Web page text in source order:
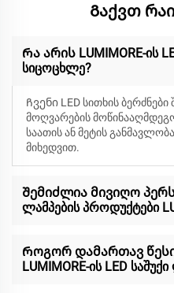
Გაქვთ
Რა არის LUMIMORE-ის
სიცოცხლე?
Ჩვენი LED სითხის
მოღვარების
საათის ან მეტის
მიხედვით.
Შემიძლია მივიღო
ლამპების პროდუქტები
Როგორ დამართავ
LUMIMORE-ის LED